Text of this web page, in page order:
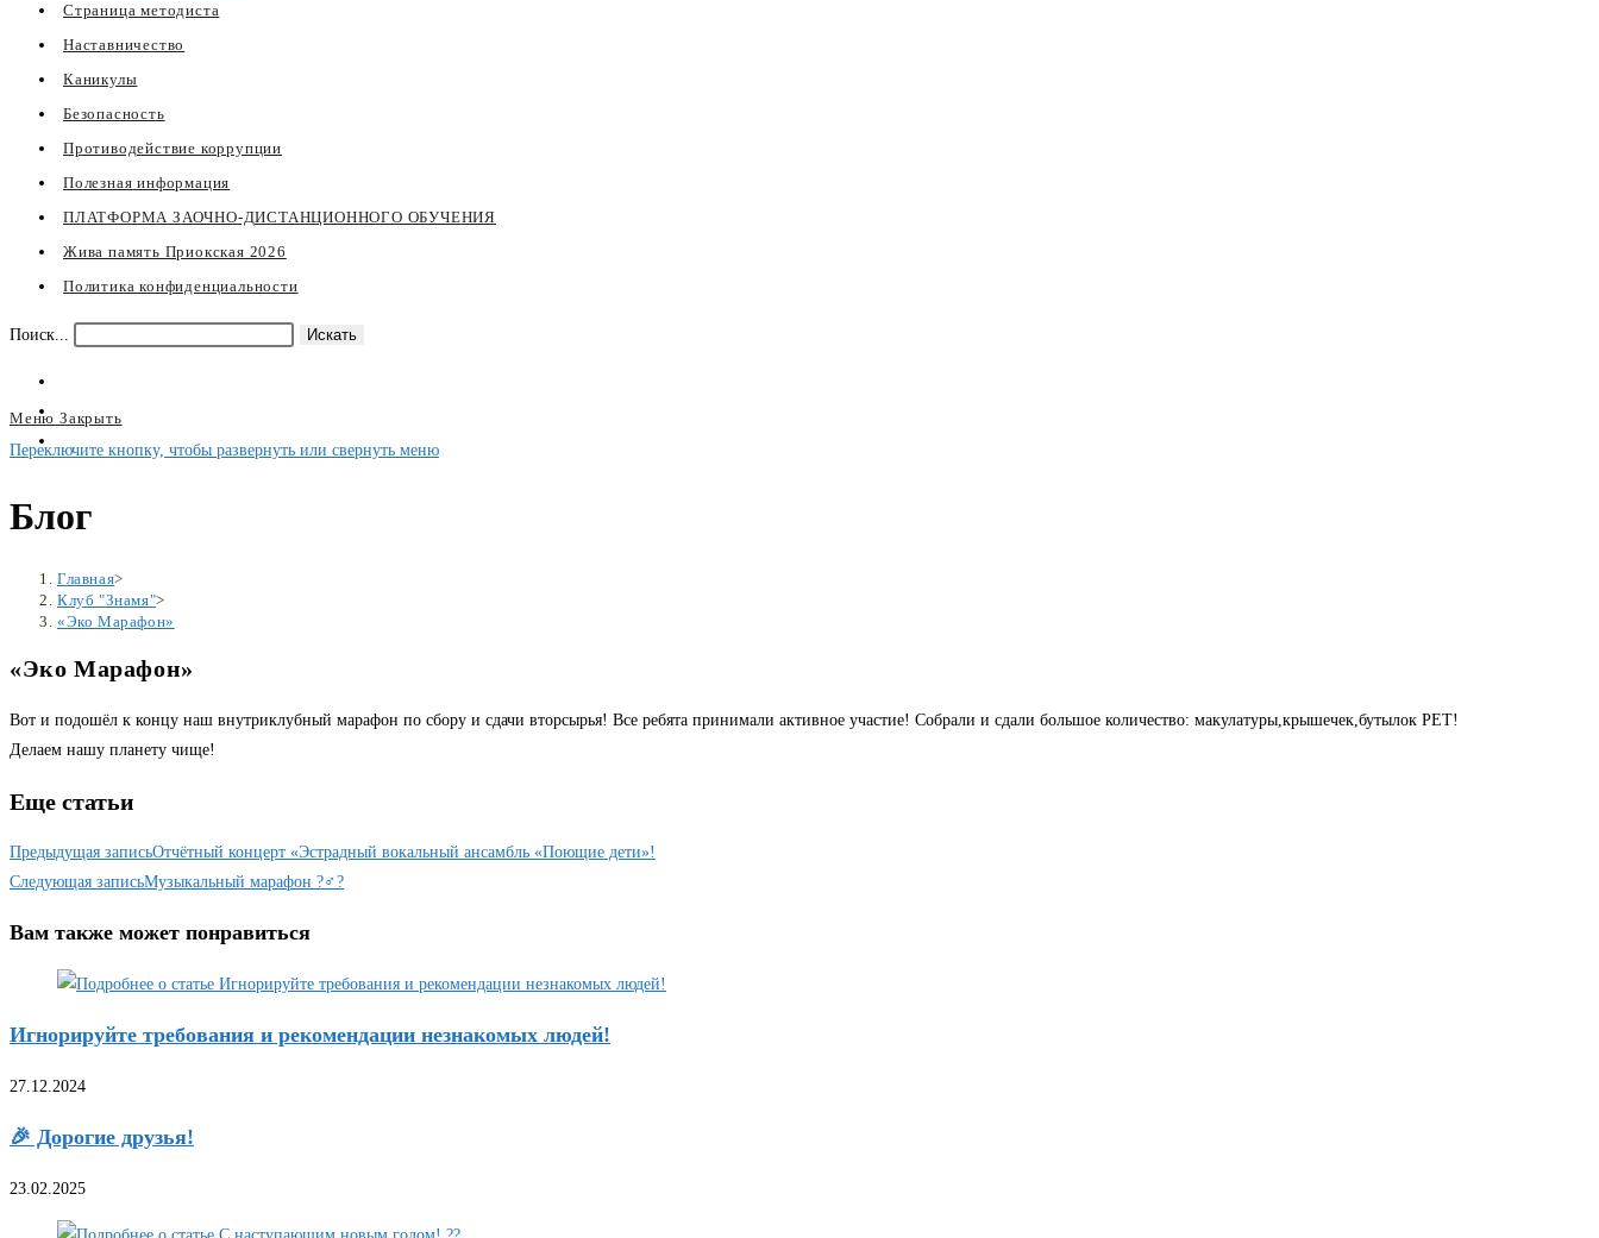
Страница методиста
Наставничество
Каникулы
Безопасность
Противодействие коррупции
Полезная информация
ПЛАТФОРМА ЗАОЧНО-ДИСТАНЦИОННОГО ОБУЧЕНИЯ
Жива память Приокская 2026
Политика конфиденциальности
Поиск... Искать
Меню Закрыть
Переключите кнопку, чтобы развернуть или свернуть меню
Блог
Главная>
Клуб "Знамя">
«Эко Марафон»
«Эко Марафон»
Вот и подошёл к концу наш внутриклубный марафон по сбору и сдачи вторсырья! Все ребята принимали активное участие! Собрали и сдали большое количество: макулатуры,крышечек,бутылок PET!
Делаем нашу планету чище!
Еще статьи
Предыдущая записьОтчётный концерт «Эстрадный вокальный ансамбль «Поющие дети»!
Следующая записьМузыкальный марафон ?‍♂?
Вам также может понравиться
Игнорируйте требования и рекомендации незнакомых людей!
27.12.2024
🎉 Дорогие друзья!
23.02.2025